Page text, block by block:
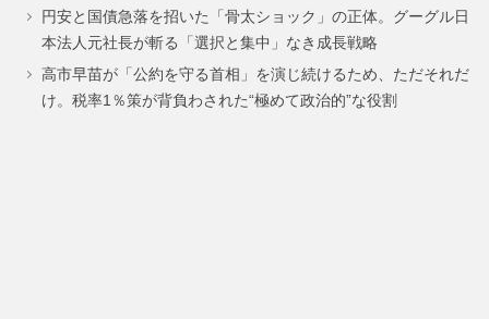
ー
ジ
ー
ジ
円安と国債急落を招いた「骨太ショック」の正体。グーグル日
本法人元社長が斬る「選択と集中」なき成長戦略
高市早苗が「公約を守る首相」を演じ続けるため、ただそれだ
け。税率1％策が背負わされた“極めて政治的”な役割